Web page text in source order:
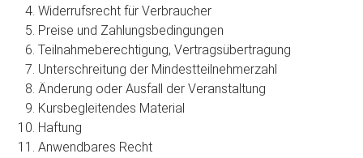
Widerrufsrecht für Verbraucher
Preise und Zahlungsbedingungen
Teilnahmeberechtigung, Vertragsübertragung
Unterschreitung der Mindestteilnehmerzahl
Änderung oder Ausfall der Veranstaltung
Kursbegleitendes Material
Haftung
Anwendbares Recht